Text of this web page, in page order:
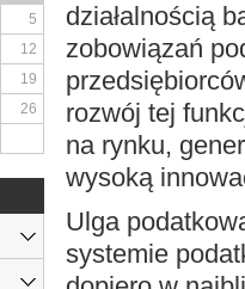
działalnością
zobowiązań
rozwój tej
na rynku,
wysoką
Ulga
systemie
5
12
19
26